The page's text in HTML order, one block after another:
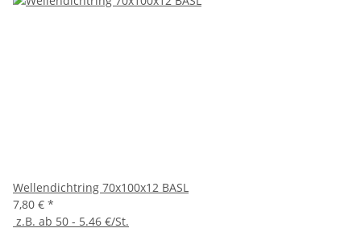
Wellendichtring 70x100x12 BASL
7,80 € *
z.B. ab 50 - 5.46 €/St.